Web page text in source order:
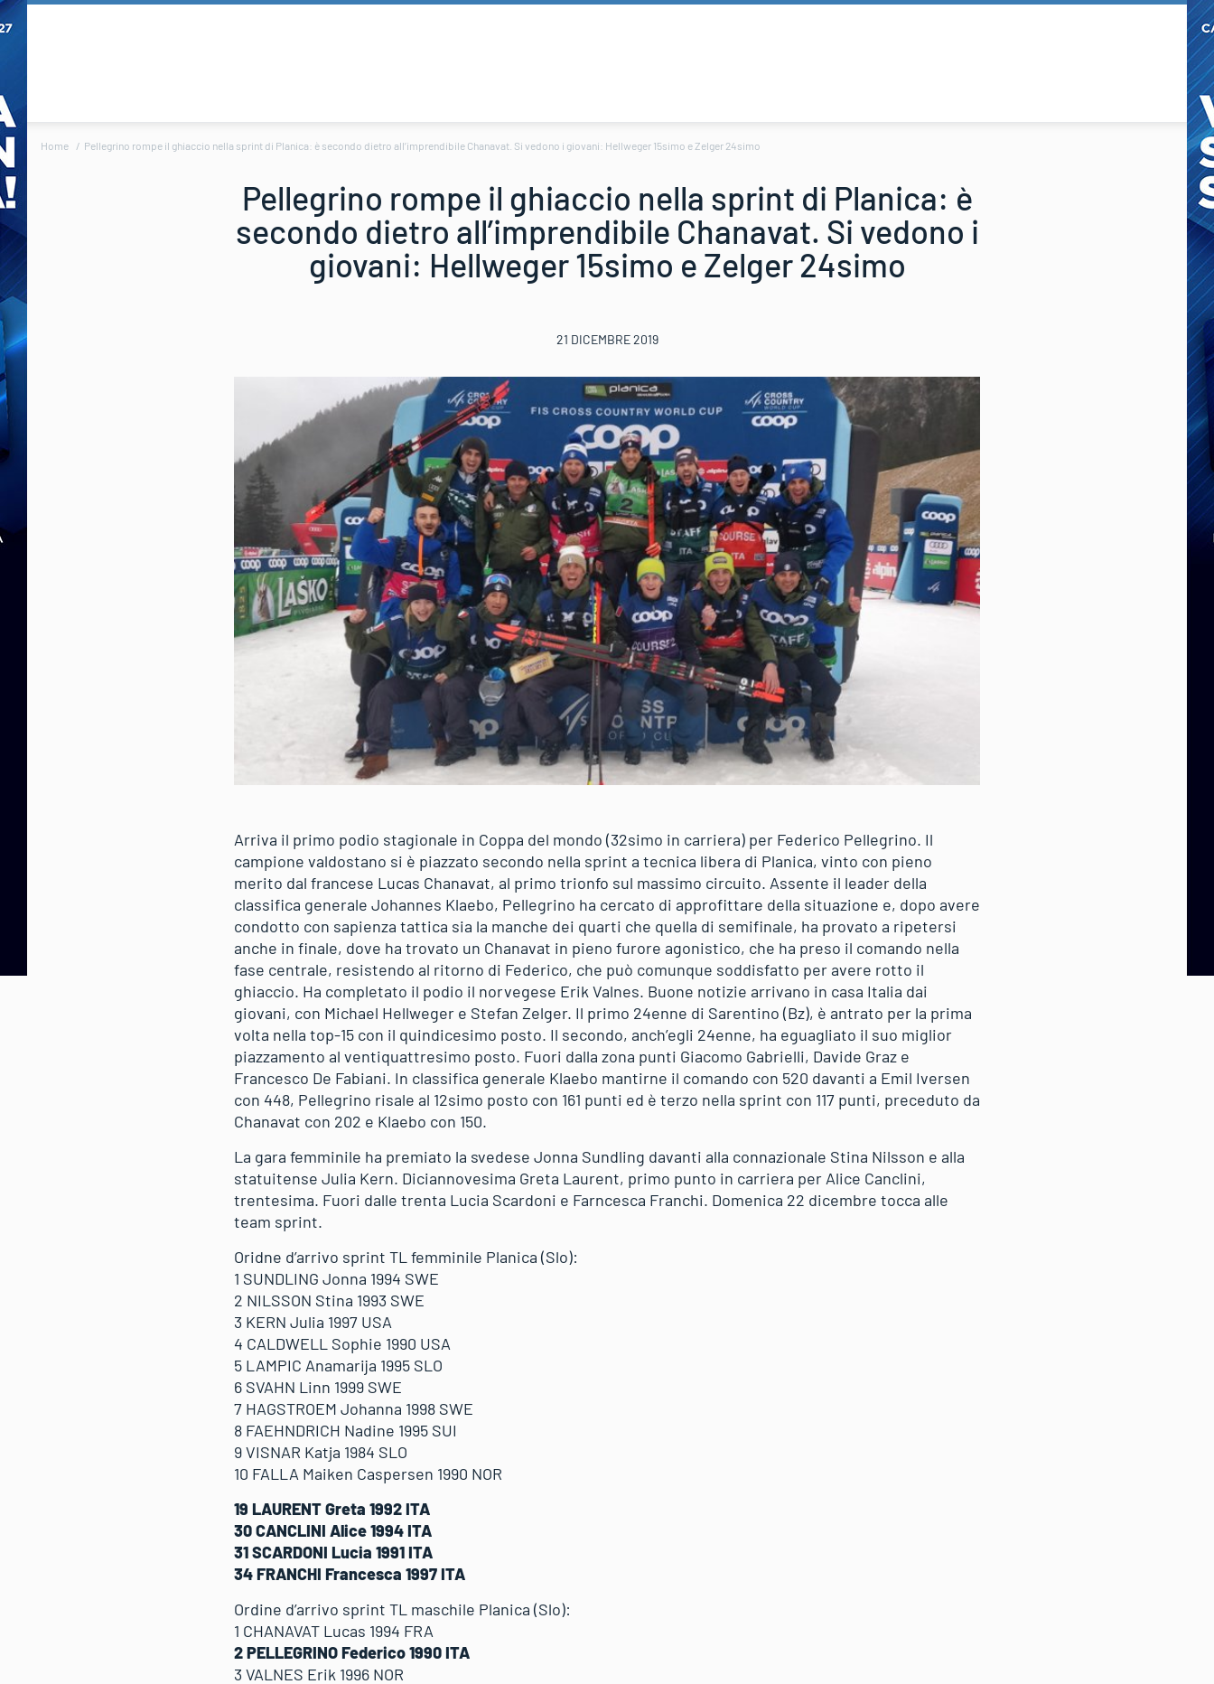
Home Pellegrino rompe il ghiaccio nella sprint di Planica: è secondo dietro all’imprendibile Chanavat. Si vedono i giovani: Hellweger 15simo e Zelger 24simo
Pellegrino rompe il ghiaccio nella sprint di Planica: è
secondo dietro all’imprendibile Chanavat. Si vedono i
giovani: Hellweger 15simo e Zelger 24simo
21 DICEMBRE 2019
Arriva il primo podio stagionale in Coppa del mondo (32simo in carriera) per Federico Pellegrino. Il
campione valdostano si è piazzato secondo nella sprint a tecnica libera di Planica, vinto con pieno
merito dal francese Lucas Chanavat, al primo trionfo sul massimo circuito. Assente il leader della
classifica generale Johannes Klaebo, Pellegrino ha cercato di approfittare della situazione e, dopo avere
condotto con sapienza tattica sia la manche dei quarti che quella di semifinale, ha provato a ripetersi
anche in finale, dove ha trovato un Chanavat in pieno furore agonistico, che ha preso il comando nella
fase centrale, resistendo al ritorno di Federico, che può comunque soddisfatto per avere rotto il
ghiaccio. Ha completato il podio il norvegese Erik Valnes. Buone notizie arrivano in casa Italia dai
giovani, con Michael Hellweger e Stefan Zelger. Il primo 24enne di Sarentino (Bz), è antrato per la prima
volta nella top-15 con il quindicesimo posto. Il secondo, anch’egli 24enne, ha eguagliato il suo miglior
piazzamento al ventiquattresimo posto. Fuori dalla zona punti Giacomo Gabrielli, Davide Graz e
Francesco De Fabiani. In classifica generale Klaebo mantirne il comando con 520 davanti a Emil Iversen
con 448, Pellegrino risale al 12simo posto con 161 punti ed è terzo nella sprint con 117 punti, preceduto da
Chanavat con 202 e Klaebo con 150.
La gara femminile ha premiato la svedese Jonna Sundling davanti alla connazionale Stina Nilsson e alla
statuitense Julia Kern. Diciannovesima Greta Laurent, primo punto in carriera per Alice Canclini,
trentesima. Fuori dalle trenta Lucia Scardoni e Farncesca Franchi. Domenica 22 dicembre tocca alle
team sprint.
Oridne d’arrivo sprint TL femminile Planica (Slo):
1 SUNDLING Jonna 1994 SWE
2 NILSSON Stina 1993 SWE
3 KERN Julia 1997 USA
4 CALDWELL Sophie 1990 USA
5 LAMPIC Anamarija 1995 SLO
6 SVAHN Linn 1999 SWE
7 HAGSTROEM Johanna 1998 SWE
8 FAEHNDRICH Nadine 1995 SUI
9 VISNAR Katja 1984 SLO
10 FALLA Maiken Caspersen 1990 NOR
19 LAURENT Greta 1992 ITA
30 CANCLINI Alice 1994 ITA
31 SCARDONI Lucia 1991 ITA
34 FRANCHI Francesca 1997 ITA
Ordine d’arrivo sprint TL maschile Planica (Slo):
1 CHANAVAT Lucas 1994 FRA
2 PELLEGRINO Federico 1990 ITA
3 VALNES Erik 1996 NOR